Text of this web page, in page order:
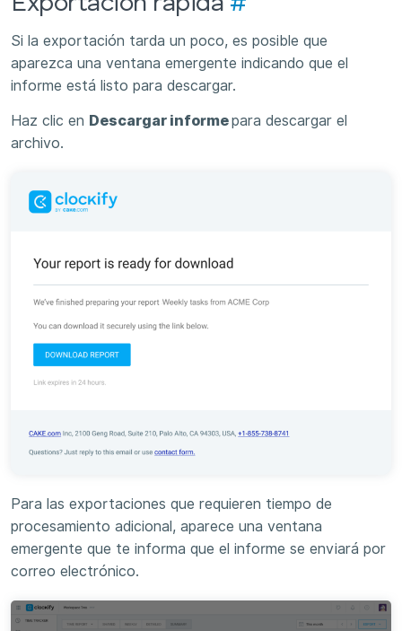
Si la exportación tarda un poco, es posible que
aparezca una ventana emergente indicando que el
informe está listo para descargar.
Haz clic en Descargar informepara descargar el
archivo.
Para las exportaciones que requieren tiempo de
procesamiento adicional, aparece una ventana
emergente que te informa que el informe se enviará por
correo electrónico.